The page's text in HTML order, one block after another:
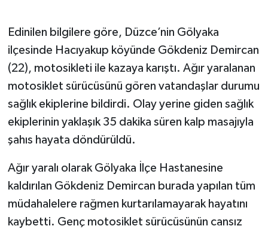
Edinilen bilgilere göre, Düzce’nin Gölyaka
ilçesinde Hacıyakup köyünde Gökdeniz Demircan
(22), motosikleti ile kazaya karıştı. Ağır yaralanan
motosiklet sürücüsünü gören vatandaşlar durumu
sağlık ekiplerine bildirdi. Olay yerine giden sağlık
ekiplerinin yaklaşık 35 dakika süren kalp masajıyla
şahıs hayata döndürüldü.
Ağır yaralı olarak Gölyaka İlçe Hastanesine
kaldırılan Gökdeniz Demircan burada yapılan tüm
müdahalelere rağmen kurtarılamayarak hayatını
kaybetti. Genç motosiklet sürücüsünün cansız